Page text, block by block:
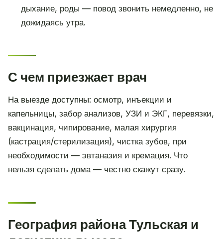
дыхание, роды — повод звонить немедленно, не
дожидаясь утра.
С чем приезжает врач
На выезде доступны: осмотр, инъекции и
капельницы, забор анализов, УЗИ и ЭКГ, перевязки,
вакцинация, чипирование, малая хирургия
(кастрация/стерилизация), чистка зубов, при
необходимости — эвтаназия и кремация. Что
нельзя сделать дома — честно скажут сразу.
География района Тульская и